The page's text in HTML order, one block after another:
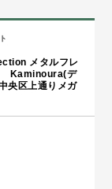
メタルフレ
Kaminoura(デ
央区上通りメガ